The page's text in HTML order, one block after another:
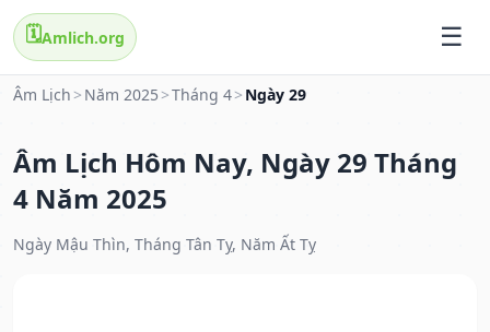
🗓️Amlich.org
Âm Lịch > Năm 2025 >Tháng 4> Ngày 29
Âm Lịch Hôm Nay, Ngày 29 Tháng
4 Năm 2025
Ngày Mậu Thìn, Tháng Tân Tỵ, Năm Ất Tỵ